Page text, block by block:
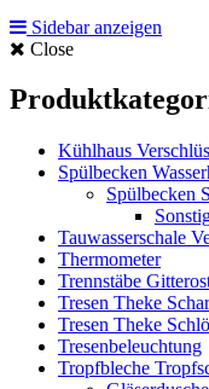
Sidebar anzeigen
Close
Kühlhaus
Spülbecken
Spülbecken
Tauwasserschale
Thermometer
Trennstäbe
Tresen Theke
Tresen Theke
Tresenbeleuchtung
Tropfbleche